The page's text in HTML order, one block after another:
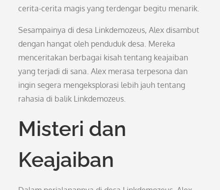
cerita-cerita magis yang terdengar begitu menarik.
Sesampainya di desa Linkdemozeus, Alex disambut
dengan hangat oleh penduduk desa. Mereka
menceritakan berbagai kisah tentang keajaiban
yang terjadi di sana. Alex merasa terpesona dan
ingin segera mengeksplorasi lebih jauh tentang
rahasia di balik Linkdemozeus.
Misteri dan
Keajaiban